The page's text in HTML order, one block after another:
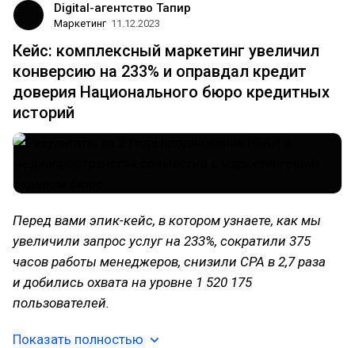
Digital-агентство Тапир
Маркетинг 11.12.2023
Кейс: комплексный маркетинг увеличил
конверсию на 233% и оправдал кредит
доверия Национального бюро кредитных
историй
Перед вами эпик-кейс, в котором узнаете, как мы
увеличили запрос услуг на 233%, сократили 375
часов работы менеджеров, снизили CPA в 2,7 раза
и добились охвата на уровне 1 520 175
пользователей.
Показать полностью